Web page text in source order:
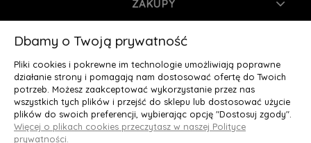
ZAKUPY
INFORMACJE
MOJE KONTO
O NAS
Deluxury.pl
Dbamy o Twoją prywatność
Pliki cookies i pokrewne im technologie umożliwiają poprawne
działanie strony i pomagają nam dostosować ofertę do Twoich
potrzeb. Możesz zaakceptować wykorzystanie przez nas
wszystkich tych plików i przejść do sklepu lub dostosować użycie
plików do swoich preferencji, wybierając opcję "Dostosuj zgody".
Więcej o plikach cookies przeczytasz w naszej Polityce
prywatności.